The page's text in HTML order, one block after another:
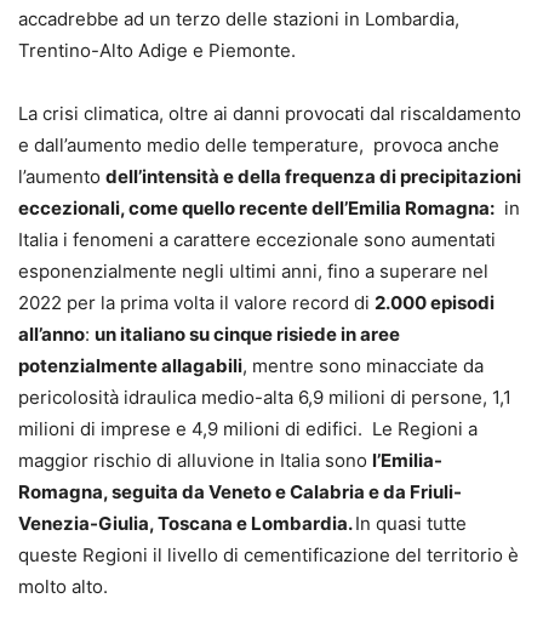
accadrebbe ad un terzo delle stazioni in Lombardia,
Trentino-Alto Adige e Piemonte.
La crisi climatica, oltre ai danni provocati dal riscaldamento
e dall’aumento medio delle temperature, provoca anche
l’aumento dell’intensità e della frequenza di precipitazioni
eccezionali, come quello recente dell’Emilia Romagna: in
Italia i fenomeni a carattere eccezionale sono aumentati
esponenzialmente negli ultimi anni, fino a superare nel
2022 per la prima volta il valore record di 2.000 episodi
all’anno: un italiano su cinque risiede in aree
potenzialmente allagabili, mentre sono minacciate da
pericolosità idraulica medio-alta 6,9 milioni di persone, 1,1
milioni di imprese e 4,9 milioni di edifici. Le Regioni a
maggior rischio di alluvione in Italia sono l’Emilia-
Romagna, seguita da Veneto e Calabria e da Friuli-
Venezia-Giulia, Toscana e Lombardia.In quasi tutte
queste Regioni il livello di cementificazione del territorio è
molto alto.